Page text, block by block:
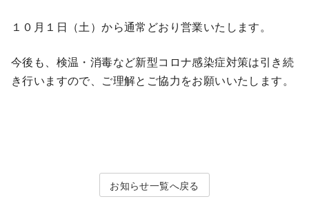
１０月１日（土）から通常どおり営業いたします。
今後も、検温・消毒など新型コロナ感染症対策は引き続
き行いますので、ご理解とご協力をお願いいたします。
お知らせ